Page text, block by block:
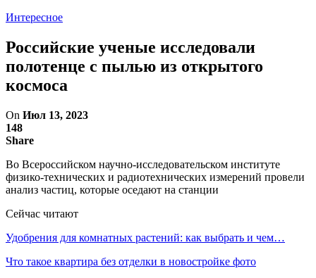
Интересное
Российские ученые исследовали
полотенце с пылью из открытого
космоса
On Июл 13, 2023
148
Share
Во Всероссийском научно-исследовательском институте
физико-технических и радиотехнических измерений провели
анализ частиц, которые оседают на станции
Сейчас читают
Удобрения для комнатных растений: как выбрать и чем…
Что такое квартира без отделки в новостройке фото